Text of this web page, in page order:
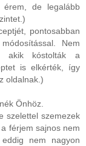
de legalább
pontosabban
Nem
akik kóstolták a
is elkérték, így
oldalnak.)
Önhöz.
szelettel szemezek
férjem sajnos nem
nem nagyon